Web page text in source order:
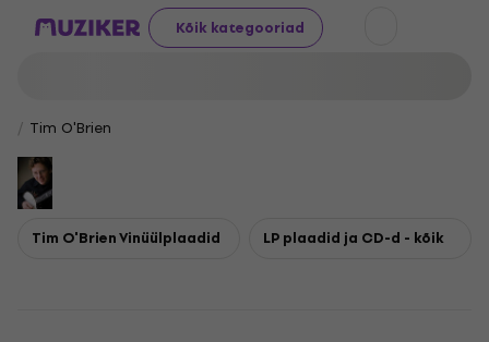
Kõik kategooriad
Tim O'Brien
Tim O'Brien Vinüülplaadid LP plaadid ja CD-d - kõik